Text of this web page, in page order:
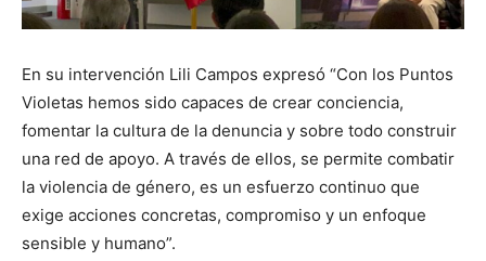
En su intervención Lili Campos expresó “Con los Puntos
Violetas hemos sido capaces de crear conciencia,
fomentar la cultura de la denuncia y sobre todo construir
una red de apoyo. A través de ellos, se permite combatir
la violencia de género, es un esfuerzo continuo que
exige acciones concretas, compromiso y un enfoque
sensible y humano”.